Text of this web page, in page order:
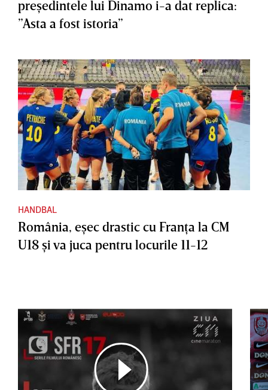
preşedintele lui Dinamo i-a dat replica:
”Asta a fost istoria”
HANDBAL
România, eşec drastic cu Franţa la CM
U18 şi va juca pentru locurile 11-12